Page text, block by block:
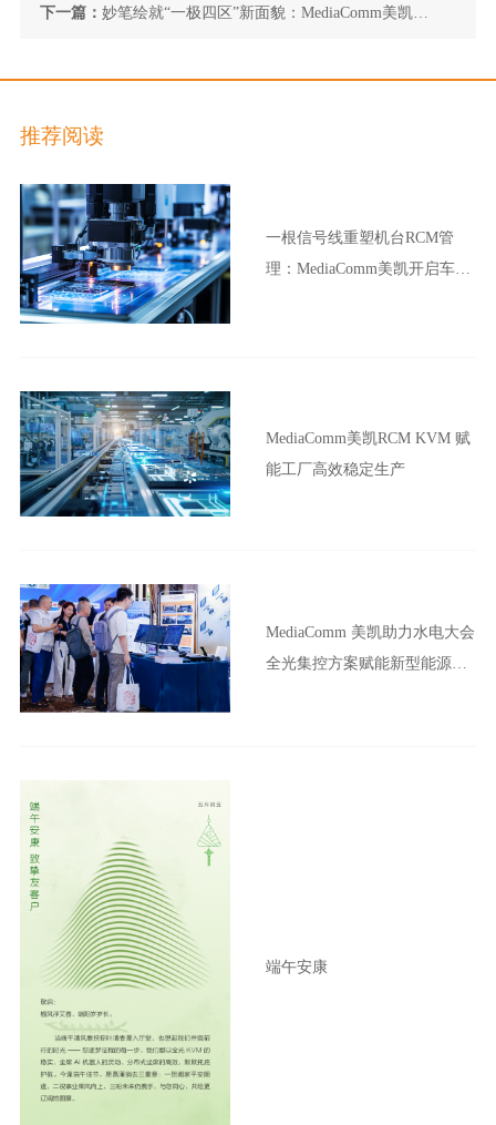
下一篇： 妙笔绘就“一极四区”新面貌：MediaComm美凯助
推荐阅读
一根信号线重塑机台RCM管
理：MediaComm美凯开启车企
MediaComm美凯RCM KVM 赋
能工厂高效稳定生产
MediaComm 美凯助力水电大会
全光集控方案赋能新型能源体
端午安康